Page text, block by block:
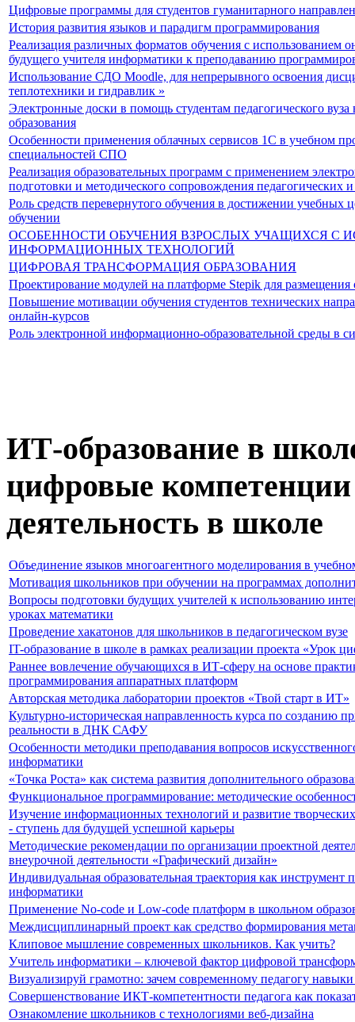
Цифровые программы для студентов гуманитарного
История развития языков и парадигм программирования
Реализация различных форматов обучения с использованием
будущего учителя информатики к преподаванию
Использование СДО Moodle, для непрерывного освоения
теплотехники и гидравлик »
Электронные доски в помощь студентам педагогического
образования
Особенности применения облачных сервисов 1С в учебном
специальностей СПО
Реализация образовательных программ с применением
подготовки и методического сопровождения педагогических
Роль средств перевернутого обучения в достижении учебных
обучении
ОСОБЕННОСТИ ОБУЧЕНИЯ ВЗРОСЛЫХ УЧАЩИХСЯ С
ИНФОРМАЦИОННЫХ ТЕХНОЛОГИЙ
ЦИФРОВАЯ ТРАНСФОРМАЦИЯ ОБРАЗОВАНИЯ
Проектирование модулей на платформе Stepik для размещения
Повышение мотивации обучения студентов технических
онлайн-курсов
Роль электронной информационно-образовательной среды в
ИТ-образование в
цифровые
деятельность в школе
Объединение языков многоагентного моделирования в
Мотивация школьников при обучении на программах
Вопросы подготовки будущих учителей к использованию
уроках математики
Проведение хакатонов для школьников в педагогическом вузе
IT-образование в школе в рамках реализации проекта «Урок
Раннее вовлечение обучающихся в ИТ-сферу на основе
программирования аппаратных платформ
Авторская методика лаборатории проектов «Твой старт в ИТ»
Культурно-историческая направленность курса по созданию
реальности в ДНК САФУ
Особенности методики преподавания вопросов
информатики
«Точка Роста» как система развития дополнительного
Функциональное программирование: методические
Изучение информационных технологий и развитие
- ступень для будущей успешной карьеры
Методические рекомендации по организации проектной
внеурочной деятельности «Графический дизайн»
Индивидуальная образовательная траектория как инструмент
информатики
Применение No-code и Low-code платформ в школьном
Междисциплинарный проект как средство формирования
Клиповое мышление современных школьников. Как учить?
Учитель информатики – ключевой фактор цифровой
Визуализируй грамотно: зачем современному педагогу
Совершенствование ИКТ-компетентности педагога как
Ознакомление школьников с технологиями веб-дизайна